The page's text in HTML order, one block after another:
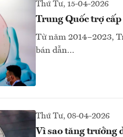
Thứ Tư, 15-04-2026
Trung Quốc trợ
Từ năm 2014–2023,
bán dẫn...
Thứ Tư, 08-04-2026
Vì sao tăng trưởng